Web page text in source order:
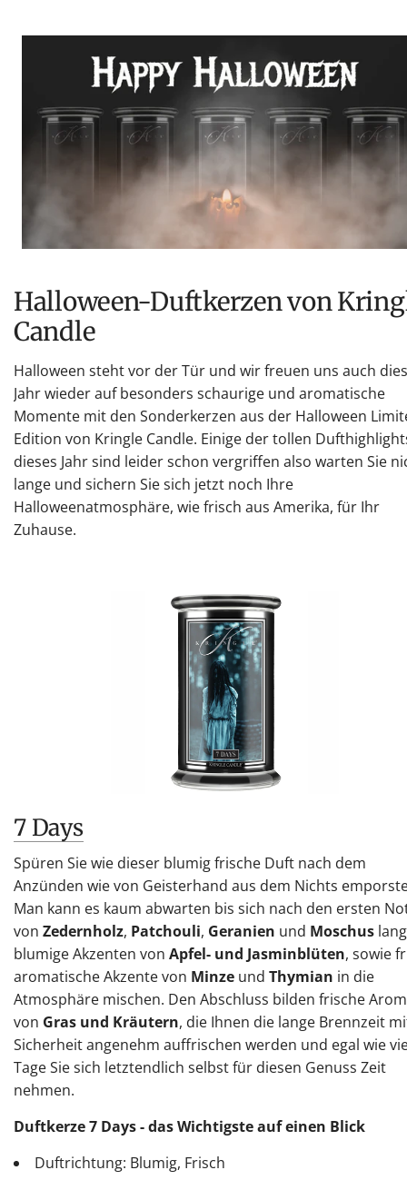
Halloween-Duftkerzen von Kringle
Candle
Halloween steht vor der Tür und wir freuen uns auch
Jahr wieder auf besonders schaurige und aromatische
Momente mit den Sonderkerzen aus der Halloween
Edition von Kringle Candle. Einige der tollen
dieses Jahr sind leider schon vergriffen also warten Sie
lange und sichern Sie sich jetzt noch Ihre
Halloweenatmosphäre, wie frisch aus Amerika, für Ihr
Zuhause.
7 Days
Spüren Sie wie dieser blumig frische Duft nach dem
Anzünden wie von Geisterhand aus dem Nichts
Man kann es kaum abwarten bis sich nach den ersten
von Zedernholz, Patchouli, Geranien und Moschus
blumige Akzenten von Apfel- und Jasminblüten, sowie
aromatische Akzente von Minze und Thymian in die
Atmosphäre mischen. Den Abschluss bilden frische
von Gras und Kräutern, die Ihnen die lange Brennzeit
Sicherheit angenehm auffrischen werden und egal wie
Tage Sie sich letztendlich selbst für diesen Genuss Zeit
nehmen.
Duftkerze 7 Days - das Wichtigste auf einen Blick
Duftrichtung: Blumig, Frisch